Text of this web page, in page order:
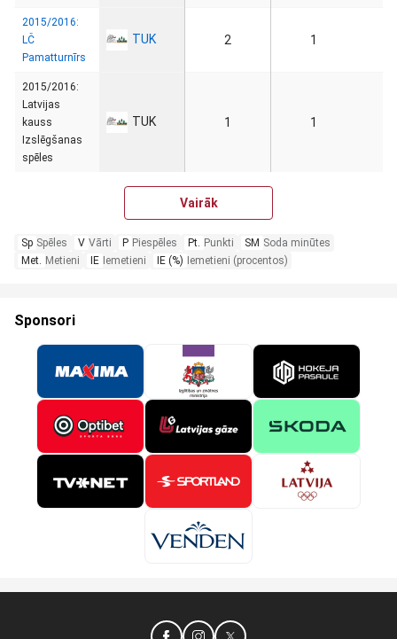
2015/2016:
LČ
Pamatturnīrs
TUK 2 1
2015/2016:
Latvijas
kauss
Izslēgšanas
spēles
TUK 1 1
Vairāk
Sp Spēles V Vārti P Piespēles Pt. Punkti SM Soda minūtes
Met. Metieni IE Iemetieni IE (%) Iemetieni (procentos)
Sponsori